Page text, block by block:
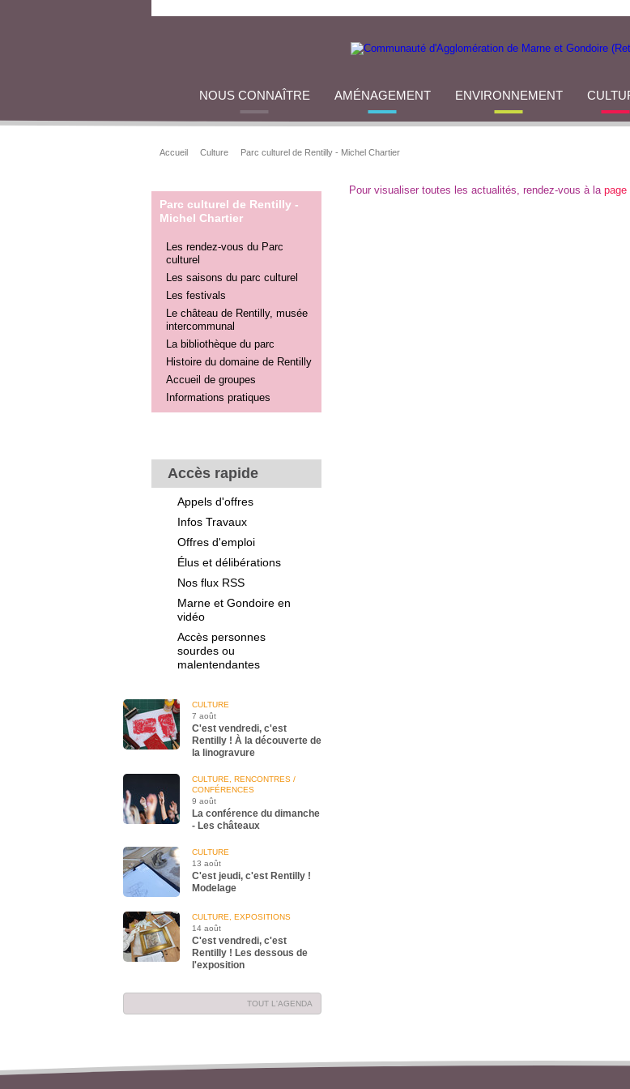
NOUS CONNAÎTRE AMÉNAGEMENT ENVIRONNEMENT
Accueil Culture Parc culturel de Rentilly - Michel Chartier
Parc culturel de Rentilly -
Michel Chartier
Les rendez-vous du Parc
culturel
Les saisons du parc culturel
Les festivals
Le château de Rentilly, musée
intercommunal
La bibliothèque du parc
Histoire du domaine de Rentilly
Accueil de groupes
Informations pratiques
Accès rapide
Appels d'offres
Infos Travaux
Offres d'emploi
Élus et délibérations
Nos flux RSS
Marne et Gondoire en
vidéo
Accès personnes
sourdes ou
malentendantes
CULTURE
7 août
C'est vendredi, c'est
Rentilly ! À la découverte de
la linogravure
CULTURE, RENCONTRES /
CONFÉRENCES
9 août
La conférence du dimanche
- Les châteaux
CULTURE
13 août
C'est jeudi, c'est Rentilly !
Modelage
CULTURE, EXPOSITIONS
14 août
C'est vendredi, c'est
Rentilly ! Les dessous de
l'exposition
TOUT L'AGENDA
Pour visualiser toutes les actualités, rendez-vous à la page